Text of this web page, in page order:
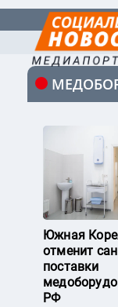
Южная
отменит
поставки
РФ